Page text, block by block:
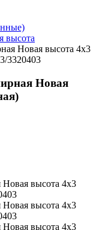
высота
Новая высота 4х3
3320403
Новая